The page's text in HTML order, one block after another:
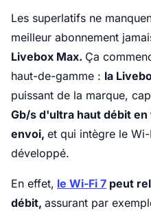
Les superlatifs ne
meilleur abonnement
Livebox Max. Ça
haut-de-gamme : la
puissant de la marque,
Gb/s d'ultra haut débit
envoi, et qui intègre le
développé.
En effet, le Wi-Fi 7 peut
débit, assurant par